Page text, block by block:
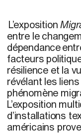
L’exposition
entre le
dépendance
facteurs
résilience et la
révélant les
phénomène
L’exposition
d’installations
américains